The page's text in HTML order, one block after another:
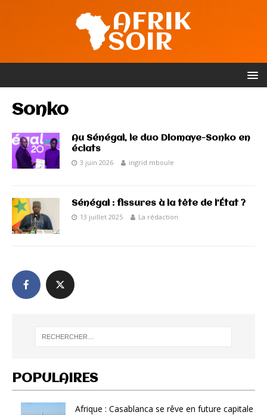
Sonko
Au Sénégal, le duo Diomaye-Sonko en
éclats
3 juin 2026 ingrid mboule
Sénégal : fissures à la tête de l’État ?
13 juillet 2025 La rédaction
POPULAIRES
Afrique : Casablanca se rêve en future capitale